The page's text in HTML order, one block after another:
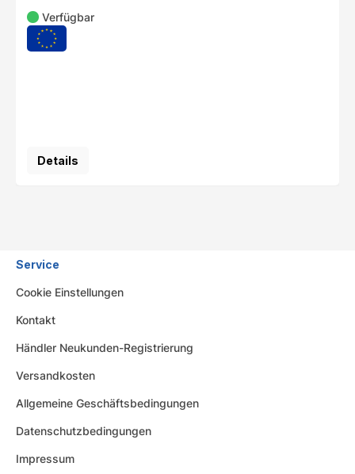
Verfügbar
Details
Service
Cookie Einstellungen
Kontakt
Händler Neukunden-Registrierung
Versandkosten
Allgemeine Geschäftsbedingungen
Datenschutzbedingungen
Impressum